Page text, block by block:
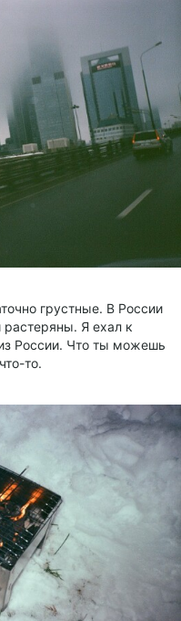
грустные. В России
Я ехал к
России. Что ты можешь
то.